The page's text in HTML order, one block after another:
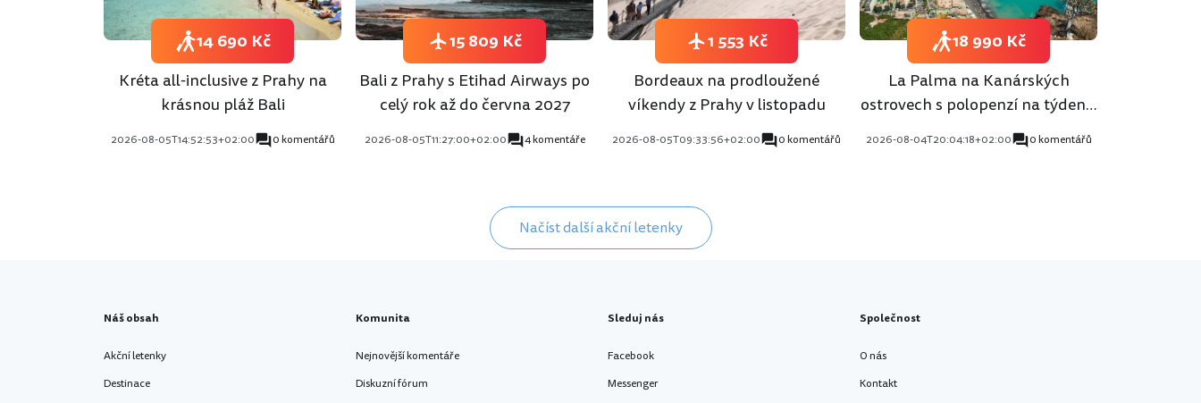
Kréta all-inclusive z Prahy na
krásnou pláž Bali
2026-08-05T14:52:53+02:00 0 komentářů
14 690 Kč
Bali z Prahy s Etihad Airways po
celý rok až do června 2027
2026-08-05T11:27:00+02:00 4 komentáře
15 809 Kč
Bordeaux na prodloužené
víkendy z Prahy v listopadu
2026-08-05T09:33:56+02:00 0 komentářů
1 553 Kč
La Palma na Kanárských
ostrovech s polopenzí na týden z
2026-08-04T20:04:18+02:00 0 komentářů
18 990 Kč
Načíst další akční letenky
Náš obsah
Akční letenky
Destinace
Komunita
Nejnovější komentáře
Diskuzní fórum
Sleduj nás
Facebook
Messenger
Společnost
O nás
Kontakt